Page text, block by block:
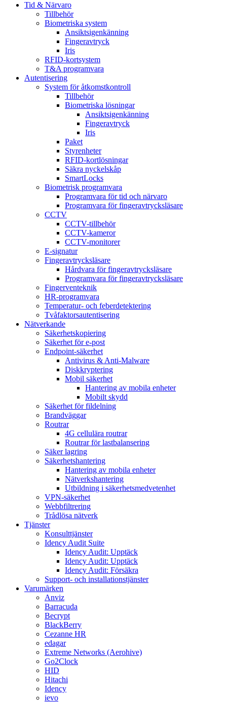
Tid & Närvaro
Tillbehör
Biometriska system
Ansiktsigenkänning
Fingeravtryck
Iris
RFID-kortsystem
T&A programvara
Autentisering
System för åtkomstkontroll
Tillbehör
Biometriska lösningar
Ansiktsigenkänning
Fingeravtryck
Iris
Paket
Styrenheter
RFID-kortlösningar
Säkra nyckelskåp
SmartLocks
Biometrisk programvara
Programvara för tid och närvaro
Programvara för fingeravtrycksläsare
CCTV
CCTV-tillbehör
CCTV-kameror
CCTV-monitorer
E-signatur
Fingeravtrycksläsare
Hårdvara för fingeravtrycksläsare
Programvara för fingeravtrycksläsare
Fingerventeknik
HR-programvara
Temperatur- och feberdetektering
Tvåfaktorsautentisering
Nätverkande
Säkerhetskopiering
Säkerhet för e-post
Endpoint-säkerhet
Antivirus & Anti-Malware
Diskkryptering
Mobil säkerhet
Hantering av mobila enheter
Mobilt skydd
Säkerhet för fildelning
Brandväggar
Routrar
4G cellulära routrar
Routrar för lastbalansering
Säker lagring
Säkerhetshantering
Hantering av mobila enheter
Nätverkshantering
Utbildning i säkerhetsmedvetenhet
VPN-säkerhet
Webbfiltrering
Trådlösa nätverk
Tjänster
Konsulttjänster
Idency Audit Suite
Idency Audit: Upptäck
Idency Audit: Upptäck
Idency Audit: Försäkra
Support- och installationstjänster
Varumärken
Anviz
Barracuda
Becrypt
BlackBerry
Cezanne HR
edagar
Extreme Networks (Aerohive)
Go2Clock
HID
Hitachi
Idency
ievo